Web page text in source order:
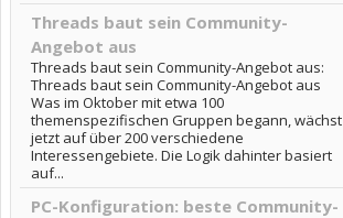
Threads baut sein Community-
Angebot aus
Threads baut sein Community-Angebot aus:
Threads baut sein Community-Angebot aus
Was im Oktober mit etwa 100
themenspezifischen Gruppen begann, wächst
jetzt auf über 200 verschiedene
Interessengebiete. Die Logik dahinter basiert
auf...
PC-Konfiguration: beste Community-